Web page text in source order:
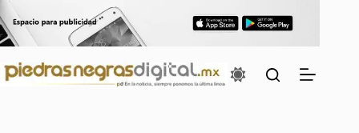
Saltar
al
contenido